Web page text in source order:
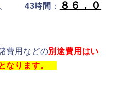
、 43時間 ：
８６，０
費用などの別途費用はい
なります。